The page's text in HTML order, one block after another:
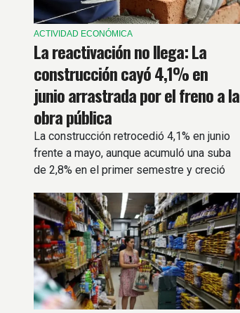
ACTIVIDAD ECONÓMICA
La reactivación no llega: La
construcción cayó 4,1% en
junio arrastrada por el freno a la
obra pública
La construcción retrocedió 4,1% en junio
frente a mayo, aunque acumuló una suba
de 2,8% en el primer semestre y creció
pasado.